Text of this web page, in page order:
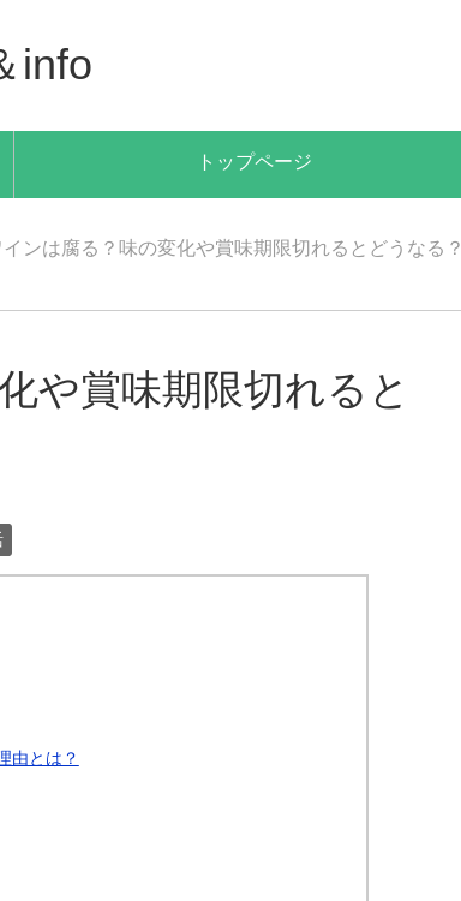
info
トップページ
インは腐る？味の変化や賞味期限切れるとどうなる？
や賞味期限切れると
由とは？